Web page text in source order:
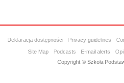
Deklaracja dostępności Privacy guidelines
Site Map
Podcasts E-mail alerts
Copyright © Szkoła